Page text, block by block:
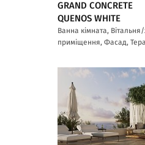
GRAND CONCRETE
QUENOS WHITE
Ванна кімната,
приміщення, Фасад,